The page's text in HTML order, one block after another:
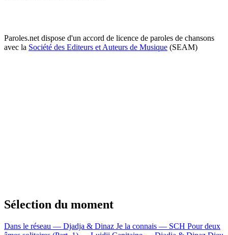
Paroles.net dispose d'un accord de licence de paroles de chansons
avec la Société des Editeurs et Auteurs de Musique (SEAM)
Sélection du moment
Dans le réseau — Djadja & Dinaz Je la connais — SCH Pour deux